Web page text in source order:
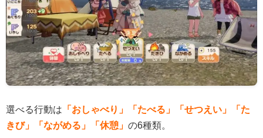
選べる行動は 「おしゃべり」「たべる」「せつえい」「た
きび」「ながめる」「休憩」 の6種類。